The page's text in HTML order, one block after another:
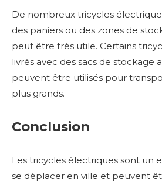
De nombreux tricycles
des paniers ou des zones de
peut être très utile. Certains
livrés avec des sacs de stockage
peuvent être utilisés pour
plus grands.
Conclusion
Les tricycles électriques sont un
se déplacer en ville et peuvent